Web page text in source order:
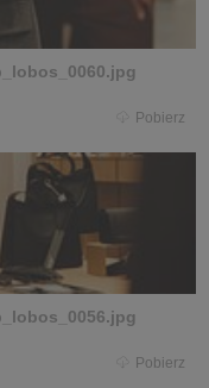
Pobierz
Pobierz